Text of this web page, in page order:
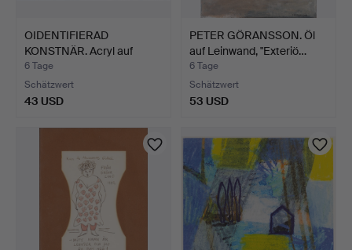
OIDENTIFIERAD
KONSTNÄR. Acryl auf
kaschier…
6 Tage
Schätzwert
43 USD
PETER GÖRANSSON. Öl
auf Leinwand, "Exteriö…
6 Tage
Schätzwert
53 USD